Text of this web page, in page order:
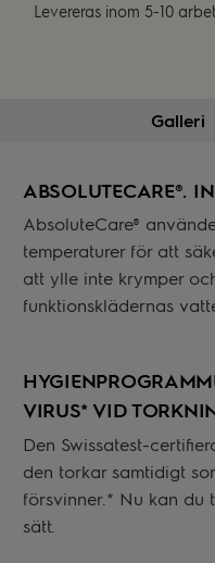
Levereras inom 5-10
Galleri
ABSOLUTECARE®.
AbsoluteCare®
temperaturer för att
att ylle inte krymper
funktionsklädernas
VIRUS* VID
Den Swissatest-
den torkar samtidigt
försvinner.* Nu kan
sätt.